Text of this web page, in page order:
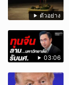
ตัวอย่าง
03:06